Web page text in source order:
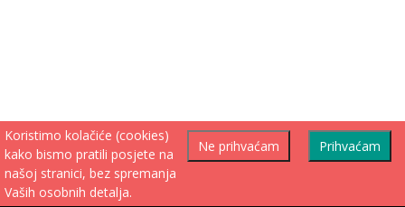
Prihvaćam
Ne prihvaćam
Koristimo kolačiće (cookies)
kako bismo pratili posjete na
našoj stranici, bez spremanja
Vaših osobnih detalja.